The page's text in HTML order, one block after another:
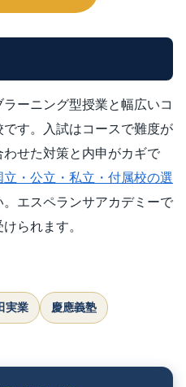
ーニング型授業と幅広いコ
す。入試はコースで難度が
せた対策と内申がカギで
立・公立・私立・付属校の選
エスペランサアカデミーで
られます。
実業 慶應義塾